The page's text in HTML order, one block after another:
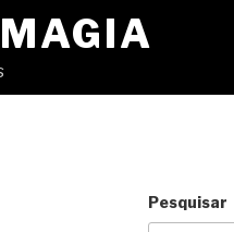
Pesquisar